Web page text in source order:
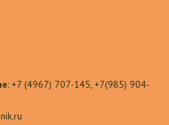
: +7 (4967) 707-145, +7(985) 904-